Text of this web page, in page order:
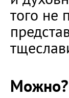
того не
Можно?